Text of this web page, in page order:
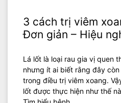
3 cách trị viêm
Đơn giản – Hiệu
Lá lốt là loại rau gia vị quen
nhưng ít ai biết rằng đây
trong điều trị viêm xoang.
lốt được thực hiện như thế